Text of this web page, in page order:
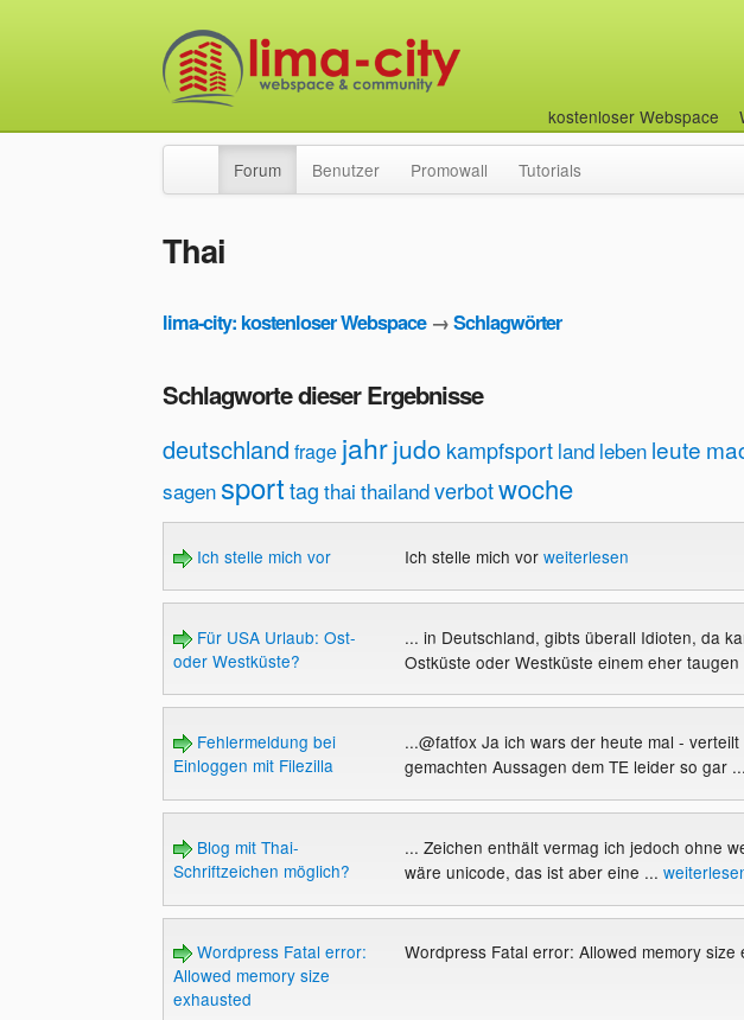
kostenloser Webspace
Forum Benutzer Promowall Tutorials
Thai
lima-city: kostenloser Webspace→Schlagwörter
Schlagworte dieser Ergebnisse
deutschland frage jahrjudo kampfsport land leben leute
sagen sporttag thai thailandverbotwoche
Ich stelle mich vor Ich stelle mich vor weiterlesen
Für USA Urlaub: Ost-
oder Westküste?
... in Deutschland, gibts überall Idioten, da
Ostküste oder Westküste einem eher taugen
Fehlermeldung bei
Einloggen mit Filezilla
...@fatfox Ja ich wars der heute mal -
gemachten Aussagen dem TE leider so gar ...
Blog mit Thai-
Schriftzeichen möglich?
... Zeichen enthält vermag ich jedoch ohne
wäre unicode, das ist aber eine ...
Wordpress Fatal error:
Allowed memory size
exhausted
Wordpress Fatal error: Allowed memory size